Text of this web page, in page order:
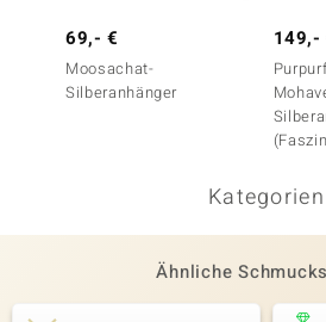
69,- €
Moosachat-
Silberanhänger
149,-
Kategorien
Ähnliche